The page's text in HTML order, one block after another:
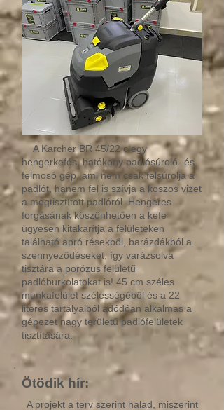
A Karcher BR 45/22 c egy
hengerkefés, hatékony padlósúroló- és
felmosó gép, ami nem csak felsúrolja a
padlót, hanem fel is szívja a koszos vizet
a megtisztított padlóról. Hengeres
forgásának köszönhetően a kefe
ügyesen kitakarítja a felületeken
található apró résekből, barázdákból a
szennyeződéseket, így varázsolva
tisztára a porózus felületű
padlóburkolatokat is! 45 cm széles
munkafelület szélességéből és a 22
literes tartályaiból adódóan alkalmas a
gépezet nagy területű padlófelületek
tisztítására.
Ötödik hír:
A projekt a terv szerint halad, miszerint